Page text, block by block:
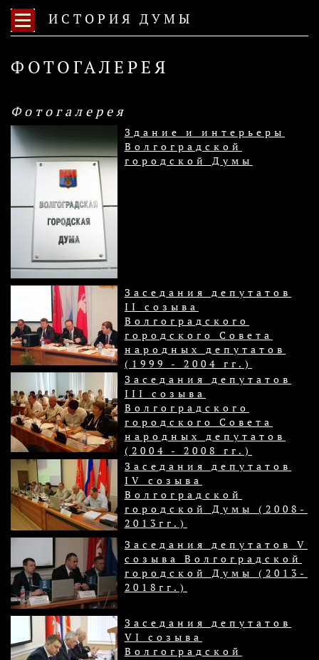
ИСТОРИЯ ДУМЫ
ФОТОГАЛЕРЕЯ
Фотогалерея
Здание и интерьеры
Волгоградской
городской Думы
Заседания депутатов
II созыва
Волгоградского
городского Совета
народных депутатов
(1999 - 2004 гг.)
Заседания депутатов
III созыва
Волгоградского
городского Совета
народных депутатов
(2004 - 2008 гг.)
Заседания депутатов
IV созыва
Волгоградской
городской Думы (2008-
2013гг.)
Заседания депутатов V
созыва Волгоградской
городской Думы (2013-
2018гг.)
Заседания депутатов
VI созыва
Волгоградской